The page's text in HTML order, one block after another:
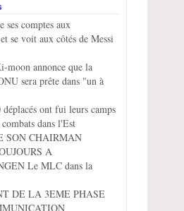
ses comptes aux
se voit aux côtés de Messi
moon annonce que la
sera prête dans "un à
ont fui leurs camps
dans l'Est
SON CHAIRMAN
A
Le MLC dans la
DE LA 3EME PHASE